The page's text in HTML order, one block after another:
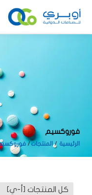
فوروكسيم
الرئيسية المنتجات
كل المنتجات [أ-ي]